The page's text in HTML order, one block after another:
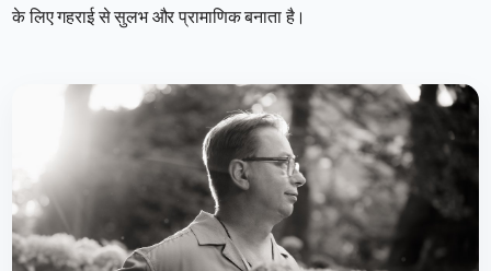
के लिए गहराई से सुलभ और प्रामाणिक बनाता है।